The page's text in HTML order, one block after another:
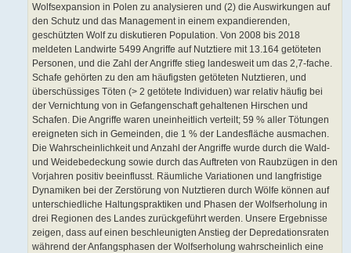
Wolfsexpansion in Polen zu analysieren und (2) die Auswirkungen auf
den Schutz und das Management in einem expandierenden,
geschützten Wolf zu diskutieren Population. Von 2008 bis 2018
meldeten Landwirte 5499 Angriffe auf Nutztiere mit 13.164 getöteten
Personen, und die Zahl der Angriffe stieg landesweit um das 2,7-fache.
Schafe gehörten zu den am häufigsten getöteten Nutztieren, und
überschüssiges Töten (> 2 getötete Individuen) war relativ häufig bei
der Vernichtung von in Gefangenschaft gehaltenen Hirschen und
Schafen. Die Angriffe waren uneinheitlich verteilt; 59 % aller Tötungen
ereigneten sich in Gemeinden, die 1 % der Landesfläche ausmachen.
Die Wahrscheinlichkeit und Anzahl der Angriffe wurde durch die Wald-
und Weidebedeckung sowie durch das Auftreten von Raubzügen in den
Vorjahren positiv beeinflusst. Räumliche Variationen und langfristige
Dynamiken bei der Zerstörung von Nutztieren durch Wölfe können auf
unterschiedliche Haltungspraktiken und Phasen der Wolfserholung in
drei Regionen des Landes zurückgeführt werden. Unsere Ergebnisse
zeigen, dass auf einen beschleunigten Anstieg der Depredationsraten
während der Anfangsphasen der Wolfserholung wahrscheinlich eine